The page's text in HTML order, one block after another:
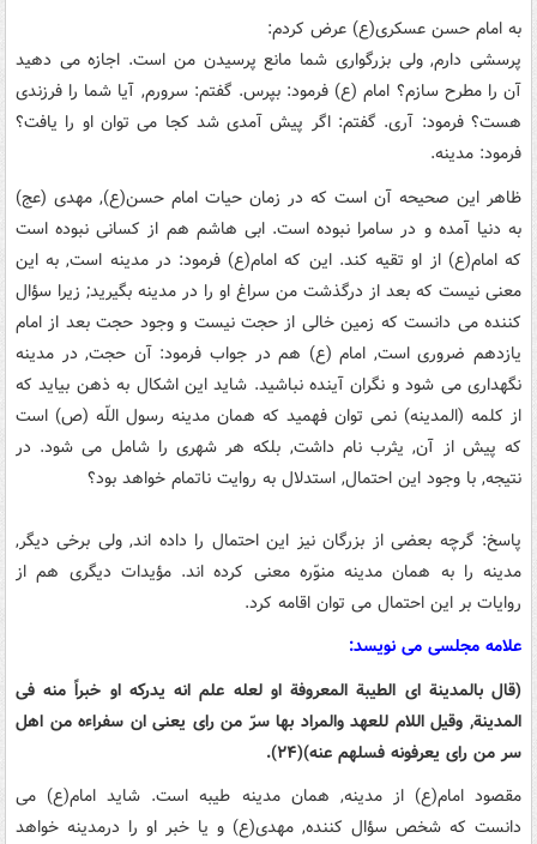
به امام حسن عسکری(ع) عرض کردم:
پرسشی دارم, ولی بزرگواری شما مانع پرسیدن من است. اجازه می دهید
آن را مطرح سازم؟ امام (ع) فرمود: بپرس. گفتم: سرورم, آیا شما را فرزندی
هست؟ فرمود: آری. گفتم: اگر پیش آمدی شد کجا می توان او را یافت؟
فرمود: مدینه.
ظاهر این صحیحه آن است که در زمان حیات امام حسن(ع), مهدی (عج)
به دنیا آمده و در سامرا نبوده است. ابی هاشم هم از کسانی نبوده است
که امام(ع) از او تقیه کند. این که امام(ع) فرمود: در مدینه است, به این
معنی نیست که بعد از درگذشت من سراغ او را در مدینه بگیرید; زیرا سؤال
کننده می دانست که زمین خالی از حجت نیست و وجود حجت بعد از امام
یازدهم ضروری است, امام (ع) هم در جواب فرمود: آن حجت, در مدینه
نگهداری می شود و نگران آینده نباشید. شاید این اشکال به ذهن بیاید که
از کلمه (المدینه) نمی توان فهمید که همان مدینه رسول اللّه (ص) است
که پیش از آن, یثرب نام داشت, بلکه هر شهری را شامل می شود. در
نتیجه, با وجود این احتمال, استدلال به روایت ناتمام خواهد بود؟
پاسخ: گرچه بعضی از بزرگان نیز این احتمال را داده اند, ولی برخی دیگر,
مدینه را به همان مدینه منوّره معنی کرده اند. مؤیدات دیگری هم از
روایات بر این احتمال می توان اقامه کرد.
علامه مجلسی می نویسد:
(قال بالمدینة ای الطیبة المعروفة او لعله علم انه یدرکه او خبراً منه فی
المدینة, وقیل اللام للعهد والمراد بها سرّ من رای یعنی ان سفراءه من اهل
سر من رای یعرفونه فسلهم عنه)(۲۴).
مقصود امام(ع) از مدینه, همان مدینه طیبه است. شاید امام(ع) می
دانست که شخص سؤال کننده, مهدی(ع) و یا خبر او را درمدینه خواهد